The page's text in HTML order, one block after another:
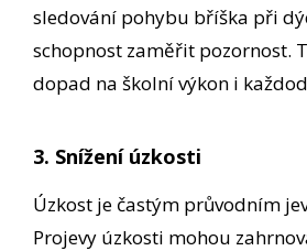
sledování pohybu bříška při
schopnost zaměřit pozornost.
dopad na školní výkon i
3. Snížení úzkosti
Úzkost je častým průvodním
Projevy úzkosti mohou